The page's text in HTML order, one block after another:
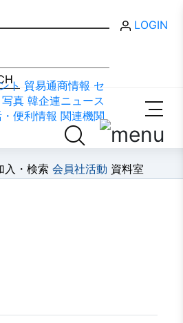
ト 貿易通商情報 セ
真 韓企連ニュース
便利情報 関連機関
LOGIN
入・検索 会員社活動 資料室